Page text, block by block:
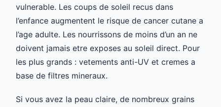
vulnerable. Les coups de soleil recus dans
l’enfance augmentent le risque de cancer cutane a
l’age adulte. Les nourrissons de moins d’un an ne
doivent jamais etre exposes au soleil direct. Pour
les plus grands : vetements anti-UV et cremes a
base de filtres mineraux.
Si vous avez la peau claire, de nombreux grains